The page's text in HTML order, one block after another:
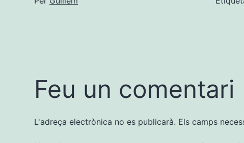
Feu un comentari
L'adreça electrònica no es publicarà. Els camps